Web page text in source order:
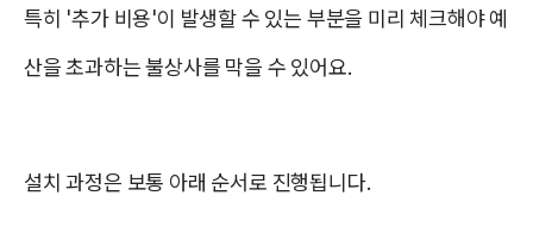
특히 '추가 비용'이 발생할 수 있는 부분을 미리 체크해야 예
산을 초과하는 불상사를 막을 수 있어요.
설치 과정은 보통 아래 순서로 진행됩니다.